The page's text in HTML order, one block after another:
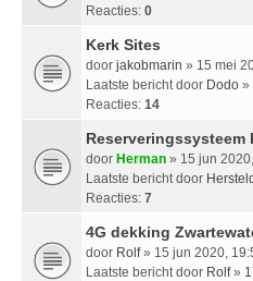
Reacties: 0
Kerk Sites
door jakobmarin » 15 mei
Laatste bericht door Dodo »
Reacties: 14
Reserveringssysteem
door Herman » 15 jun
Laatste bericht door
Reacties: 7
4G dekking
door Rolf» 15 jun 2020,
Laatste bericht door Rolf»